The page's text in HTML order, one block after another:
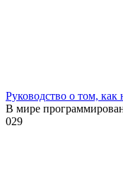
Руководство о том, как
В мире
029